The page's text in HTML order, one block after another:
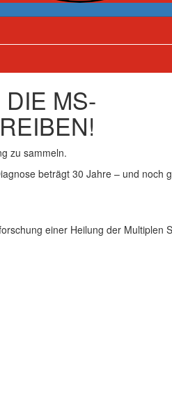
MS-
zu sammeln.
beträgt 30 Jahre – und noch
einer Heilung der Multiplen